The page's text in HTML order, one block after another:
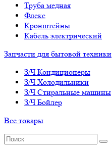
Труба медная
Флекс
Кронштейны
Кабель электрический
Запчасти для бытовой техники
З/Ч Кондиционеры
З/Ч Холодильники
З/Ч Стиральные машины
З/Ч Бойлер
Все товары